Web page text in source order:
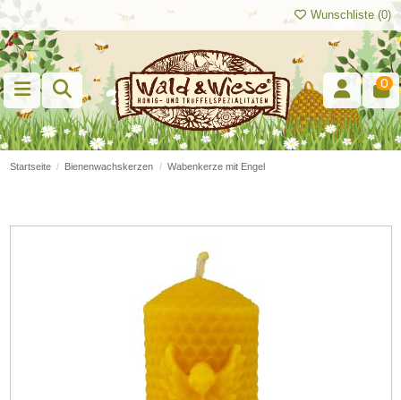
Wunschliste (0)
0
Startseite Bienenwachskerzen Wabenkerze mit Engel